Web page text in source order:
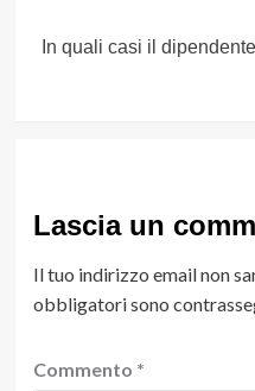
In quali casi il
Lascia un
Il tuo indirizzo email non
obbligatori sono
Commento *